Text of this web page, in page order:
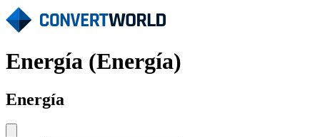
Energía (Energía)
Energía